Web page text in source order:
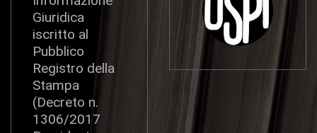
Giuridica
iscritto al
Pubblico
Registro della
Stampa
(Decreto n.
1306/2017